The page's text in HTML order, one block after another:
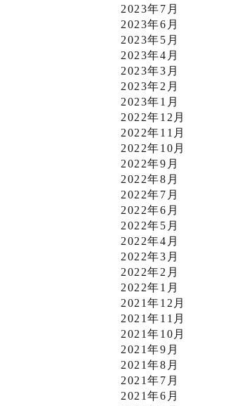
2023年7月
2023年6月
2023年5月
2023年4月
2023年3月
2023年2月
2023年1月
2022年12月
2022年11月
2022年10月
2022年9月
2022年8月
2022年7月
2022年6月
2022年5月
2022年4月
2022年3月
2022年2月
2022年1月
2021年12月
2021年11月
2021年10月
2021年9月
2021年8月
2021年7月
2021年6月